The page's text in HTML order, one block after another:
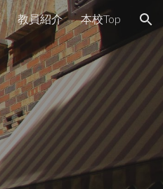
教員紹介 本校Top